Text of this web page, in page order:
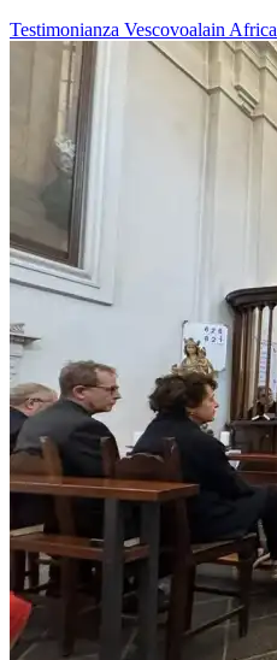
Testimonianza Vescovoalain Africa